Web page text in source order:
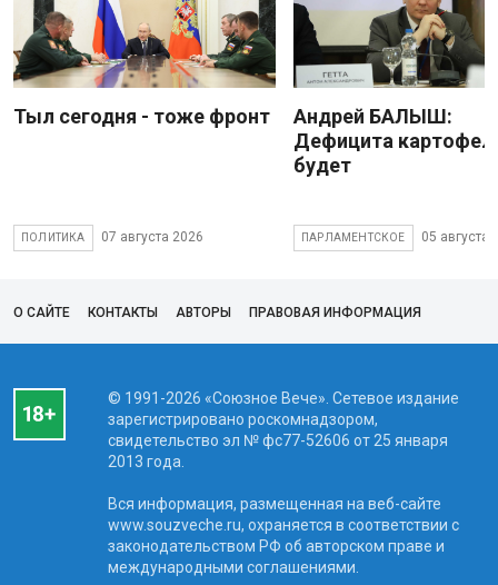
Тыл сегодня - тоже фронт
ПОЛИТИКА 07 августа 2026
Андрей БАЛЫШ:
Дефицита
будет
ПАРЛАМЕНТСКОЕ 05 августа
О САЙТЕ КОНТАКТЫ АВТОРЫ ПРАВОВАЯ ИНФОРМАЦИЯ
© 1991-2026 «Союзное Вече». Сетевое издание
зарегистрировано роскомнадзором,
свидетельство эл № фc77-52606 от 25 января
2013 года.
Вся информация, размещенная на веб-сайте
www.souzveche.ru, охраняется в соответствии с
законодательством РФ об авторском праве и
международными соглашениями.